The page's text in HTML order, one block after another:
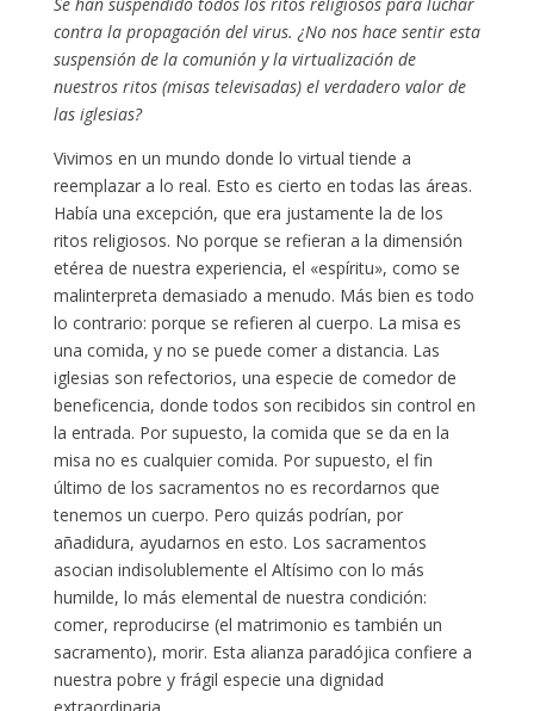
contra la propagación del virus. ¿No nos hace sentir esta
suspensión de la comunión y la virtualización de
nuestros ritos (misas televisadas) el verdadero valor de
las iglesias?
Vivimos en un mundo donde lo virtual tiende a
reemplazar a lo real. Esto es cierto en todas las áreas.
Había una excepción, que era justamente la de los
ritos religiosos. No porque se refieran a la dimensión
etérea de nuestra experiencia, el «espíritu», como se
malinterpreta demasiado a menudo. Más bien es todo
lo contrario: porque se refieren al cuerpo. La misa es
una comida, y no se puede comer a distancia. Las
iglesias son refectorios, una especie de comedor de
beneficencia, donde todos son recibidos sin control en
la entrada. Por supuesto, la comida que se da en la
misa no es cualquier comida. Por supuesto, el fin
último de los sacramentos no es recordarnos que
tenemos un cuerpo. Pero quizás podrían, por
añadidura, ayudarnos en esto. Los sacramentos
asocian indisolublemente el Altísimo con lo más
humilde, lo más elemental de nuestra condición:
comer, reproducirse (el matrimonio es también un
sacramento), morir. Esta alianza paradójica confiere a
nuestra pobre y frágil especie una dignidad
extraordinaria.